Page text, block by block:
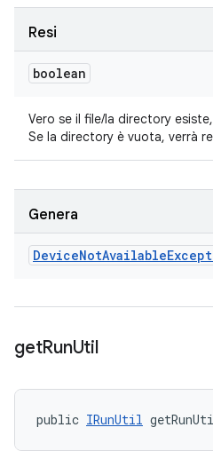
Resi
boolean
Vero se il file/la directory
Se la directory è vuota, verrà
Genera
DeviceNotAvailable
getRunUtil
public IRunUtil